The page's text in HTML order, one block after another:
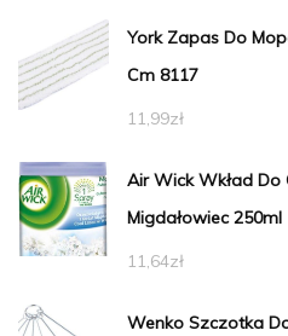
York Zapas Do
Cm 8117
11,99zł
Air Wick Wkład Do
Migdałowiec 250ml
11,64zł
Wenko Szczotka